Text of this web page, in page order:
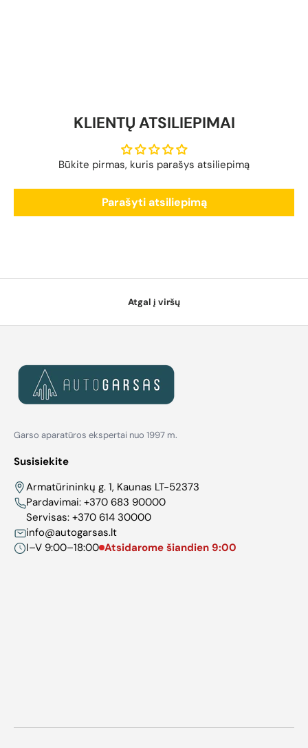
KLIENTŲ ATSILIEPIMAI
Būkite pirmas, kuris parašys atsiliepimą
Parašyti atsiliepimą
Atgal į viršų
Garso aparatūros ekspertai nuo 1997 m.
Susisiekite
Armatūrininkų g. 1, Kaunas LT-52373
Pardavimai: +370 683 90000
Servisas: +370 614 30000
info@autogarsas.lt
I–V 9:00–18:00 Atsidarome šiandien 9:00